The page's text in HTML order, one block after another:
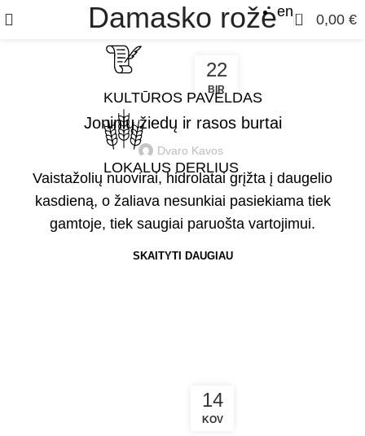
en 0 0,00 €
KULTŪROS PAVELDAS
LOKALUS DERLIUS
Damasko rožė
22
BIR
PASAKOJIMAI,DAMASKO ROŽĖ ,JONAŽOLĖ
KOSMETIKAI,LIEPŽIEDŽIAI ,
VAISTAŽOLĖS
Joninių žiedų ir rasos burtai
Dvaro Kavos
Vaistažolių nuovirai, hidrolatai grįžta į daugelio
kasdieną, o žaliava nesunkiai pasiekiama tiek
gamtoje, tiek saugiai paruošta vartojimui.
SKAITYTI DAUGIAU
14
KOV
PASAKOJIMAI,